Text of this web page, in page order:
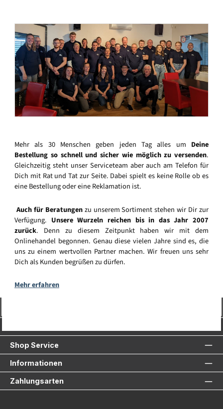
Mehr als 30 Menschen geben jeden Tag alles um Deine
Bestellung so schnell und sicher wie möglich zu versenden.
Gleichzeitig steht unser Serviceteam aber auch am Telefon für
Dich mit Rat und Tat zur Seite. Dabei spielt es keine Rolle ob es
eine Bestellung oder eine Reklamation ist.
Auch für Beratungenzu unserem Sortiment stehen wir Dir zur
Verfügung. Unsere Wurzeln reichen bis in das Jahr 2007
zurück. Denn zu diesem Zeitpunkt haben wir mit dem
Onlinehandel begonnen. Genau diese vielen Jahre sind es, die
uns zu einem wertvollen Partner machen. Wir freuen uns sehr
Dich als Kunden begrüßen zu dürfen.
Mehr erfahren
Shop Service
Informationen
Zahlungsarten